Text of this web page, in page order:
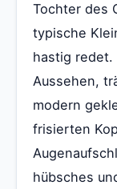
Tochter des
typische
hastig redet.
Aussehen,
modern
frisierten
hübsches